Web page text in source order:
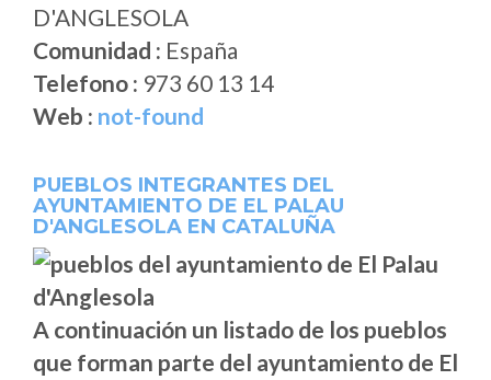
D'ANGLESOLA
Comunidad : España
Telefono : 973 60 13 14
Web : not-found
PUEBLOS INTEGRANTES DEL
AYUNTAMIENTO DE EL PALAU
D'ANGLESOLA EN CATALUÑA
A continuación un listado de los pueblos
que forman parte del ayuntamiento de El